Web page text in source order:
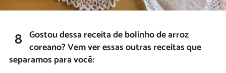
8 Gostou dessa receita de bolinho de arroz
coreano? Vem ver essas outras receitas que
separamos para você: